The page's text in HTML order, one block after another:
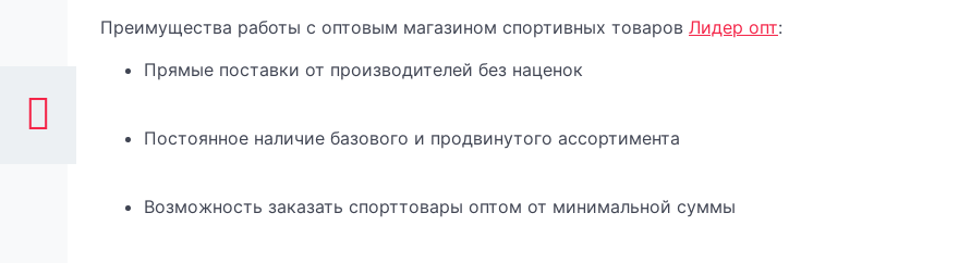
Преимущества работы с оптовым магазином спортивных товаров Лидер опт:
Прямые поставки от производителей без наценок
Постоянное наличие базового и продвинутого ассортимента
Возможность заказать спорттовары оптом от минимальной суммы